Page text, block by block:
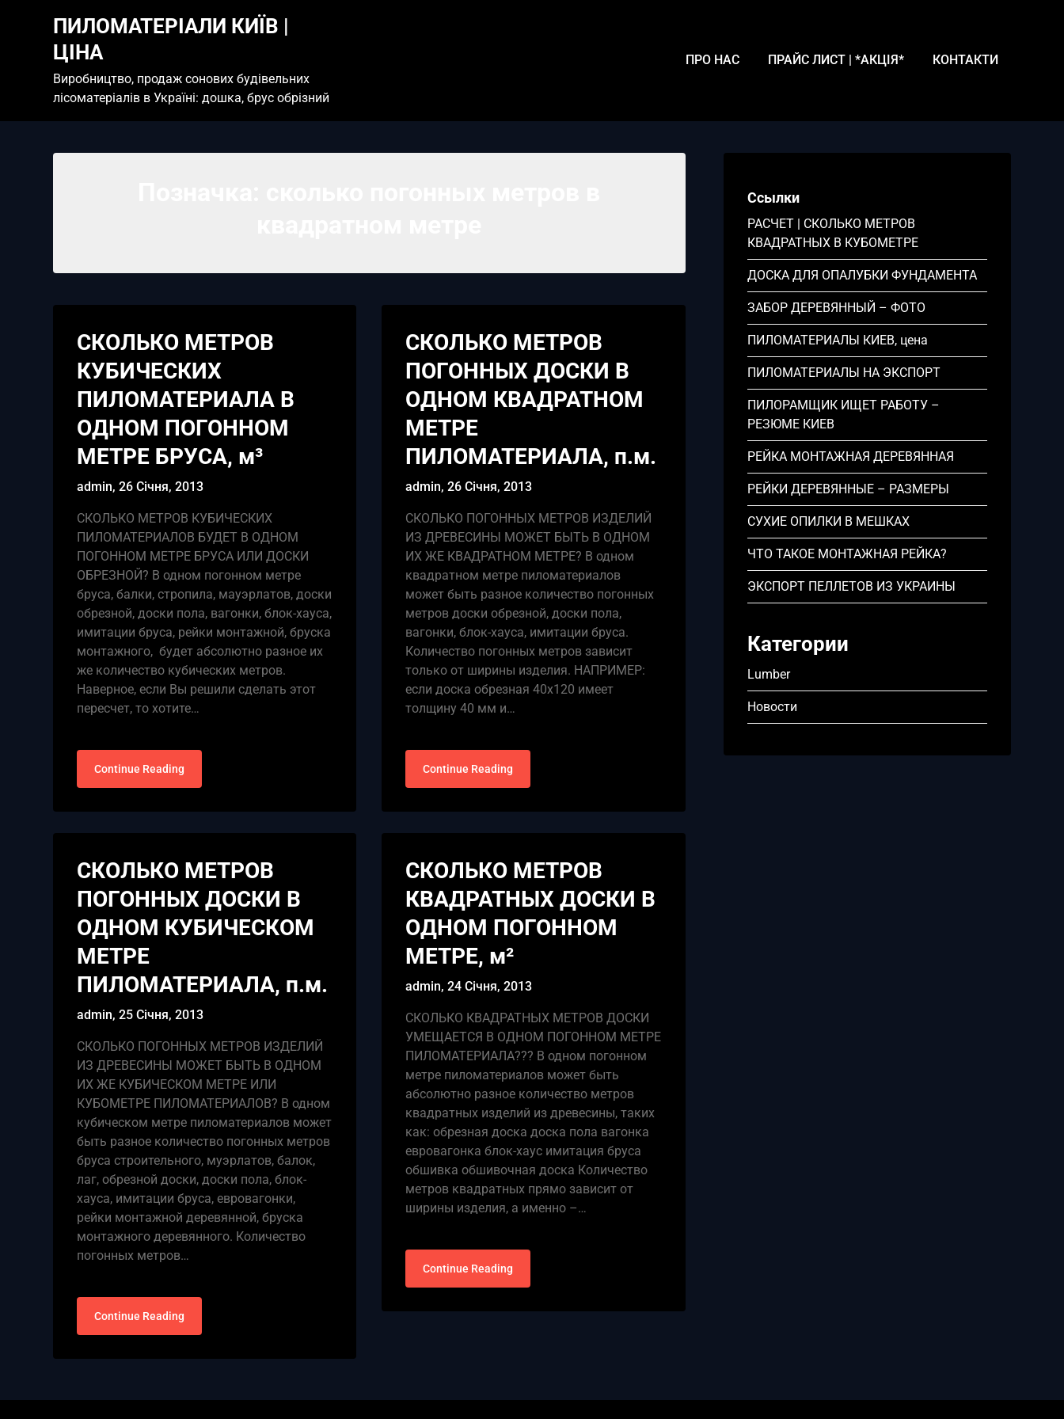
ПИЛОМАТЕРІАЛИ КИЇВ |
ЦІНА
Виробництво, продаж сонових будівельних
лісоматеріалів в Україні: дошка, брус обрізний
ПРО НАС ПРАЙС ЛИСТ | *АКЦІЯ* КОНТАКТИ
СКОЛЬКО МЕТРОВ
КУБИЧЕСКИХ
ПИЛОМАТЕРИАЛА В
ОДНОМ ПОГОННОМ
МЕТРЕ БРУСА, м³
admin,26 Січня, 2013
СКОЛЬКО МЕТРОВ КУБИЧЕСКИХ
ПИЛОМАТЕРИАЛОВ БУДЕТ В ОДНОМ
ПОГОННОМ МЕТРЕ БРУСА ИЛИ ДОСКИ
ОБРЕЗНОЙ? В одном погонном метре
бруса, балки, стропила, мауэрлатов, доски
обрезной, доски пола, вагонки, блок-хауса,
имитации бруса, рейки монтажной, бруска
монтажного, будет абсолютно разное их
же количество кубических метров.
Наверное, если Вы решили сделать этот
пересчет, то хотите…
Continue Reading
СКОЛЬКО МЕТРОВ
ПОГОННЫХ ДОСКИ В
ОДНОМ КУБИЧЕСКОМ
МЕТРЕ
ПИЛОМАТЕРИАЛА, п.м.
admin,25 Січня, 2013
СКОЛЬКО ПОГОННЫХ МЕТРОВ ИЗДЕЛИЙ
ИЗ ДРЕВЕСИНЫ МОЖЕТ БЫТЬ В ОДНОМ
ИХ ЖЕ КУБИЧЕСКОМ МЕТРЕ ИЛИ
КУБОМЕТРЕ ПИЛОМАТЕРИАЛОВ? В одном
кубическом метре пиломатериалов может
быть разное количество погонных метров
бруса строительного, муэрлатов, балок,
лаг, обрезной доски, доски пола, блок-
хауса, имитации бруса, евровагонки,
рейки монтажной деревянной, бруска
монтажного деревянного. Количество
погонных метров…
Continue Reading
СКОЛЬКО МЕТРОВ
ПОГОННЫХ ДОСКИ В
ОДНОМ КВАДРАТНОМ
МЕТРЕ
ПИЛОМАТЕРИАЛА, п.м.
admin,26 Січня, 2013
СКОЛЬКО ПОГОННЫХ МЕТРОВ ИЗДЕЛИЙ
ИЗ ДРЕВЕСИНЫ МОЖЕТ БЫТЬ В ОДНОМ
ИХ ЖЕ КВАДРАТНОМ МЕТРЕ? В одном
квадратном метре пиломатериалов
может быть разное количество погонных
метров доски обрезной, доски пола,
вагонки, блок-хауса, имитации бруса.
Количество погонных метров зависит
только от ширины изделия. НАПРИМЕР:
если доска обрезная 40х120 имеет
толщину 40 мм и…
Continue Reading
СКОЛЬКО МЕТРОВ
КВАДРАТНЫХ ДОСКИ В
ОДНОМ ПОГОННОМ
МЕТРЕ, м²
admin,24 Січня, 2013
СКОЛЬКО КВАДРАТНЫХ МЕТРОВ ДОСКИ
УМЕЩАЕТСЯ В ОДНОМ ПОГОННОМ МЕТРЕ
ПИЛОМАТЕРИАЛА??? В одном погонном
метре пиломатериалов может быть
абсолютно разное количество метров
квадратных изделий из древесины, таких
как: обрезная доска доска пола вагонка
евровагонка блок-хаус имитация бруса
обшивка обшивочная доска Количество
метров квадратных прямо зависит от
ширины изделия, а именно –…
Continue Reading
Ссылки
РАСЧЕТ | СКОЛЬКО МЕТРОВ
КВАДРАТНЫХ В КУБОМЕТРЕ
ДОСКА ДЛЯ ОПАЛУБКИ ФУНДАМЕНТА
ЗАБОР ДЕРЕВЯННЫЙ – ФОТО
ПИЛОМАТЕРИАЛЫ КИЕВ, цена
ПИЛОМАТЕРИАЛЫ НА ЭКСПОРТ
ПИЛОРАМЩИК ИЩЕТ РАБОТУ –
РЕЗЮМЕ КИЕВ
РЕЙКА МОНТАЖНАЯ ДЕРЕВЯННАЯ
РЕЙКИ ДЕРЕВЯННЫЕ – РАЗМЕРЫ
СУХИЕ ОПИЛКИ В МЕШКАХ
ЧТО ТАКОЕ МОНТАЖНАЯ РЕЙКА?
ЭКСПОРТ ПЕЛЛЕТОВ ИЗ УКРАИНЫ
Категории
Lumber
Новости